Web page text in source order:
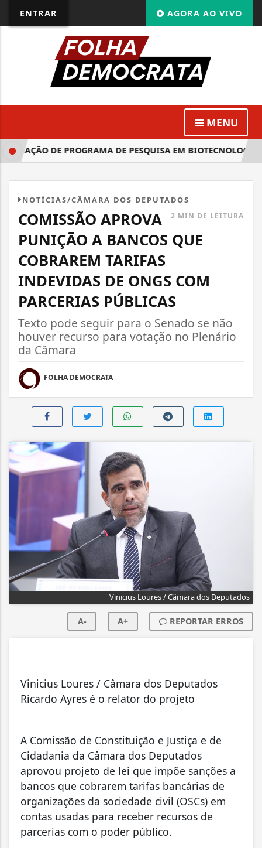
ENTRAR AGORA AO VIVO
MENU
DE PROGRAMA DE PESQUISA EM BIOTECNOLOGIA
NOTÍCIAS/CÂMARA DOS DEPUTADOS
2 MIN DE LEITURA
COMISSÃO APROVA
PUNIÇÃO A BANCOS QUE
COBRAREM TARIFAS
INDEVIDAS DE ONGS COM
PARCERIAS PÚBLICAS
Texto pode seguir para o Senado se não
houver recurso para votação no Plenário
da Câmara
FOLHA DEMOCRATA
Vinicius Loures / Câmara dos Deputados
A- A+ REPORTAR ERROS
Vinicius Loures / Câmara dos Deputados
Ricardo Ayres é o relator do projeto
A Comissão de Constituição e Justiça e de
Cidadania da Câmara dos Deputados
aprovou projeto de lei que impõe sanções a
bancos que cobrarem tarifas bancárias de
organizações da sociedade civil (OSCs) em
contas usadas para receber recursos de
parcerias com o poder público.